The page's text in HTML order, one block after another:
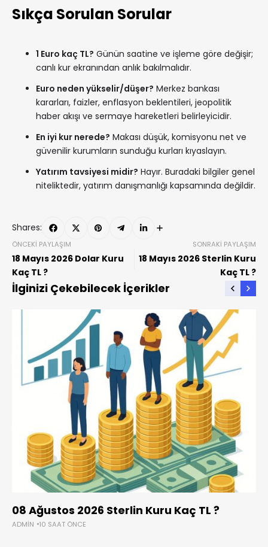
Sıkça Sorulan Sorular
1 Euro kaç TL? Günün saatine ve işleme göre değişir;
canlı kur ekranından anlık bakılmalıdır.
Euro neden yükselir/düşer? Merkez bankası
kararları, faizler, enflasyon beklentileri, jeopolitik
haber akışı ve sermaye hareketleri belirleyicidir.
En iyi kur nerede? Makası düşük, komisyonu net ve
güvenilir kurumların sunduğu kurları kıyaslayın.
Yatırım tavsiyesi midir? Hayır. Buradaki bilgiler genel
niteliktedir, yatırım danışmanlığı kapsamında değildir.
Shares:
ÖNCEKI PAYLAŞIM
18 Mayıs 2026 Dolar Kuru
Kaç TL ?
SONRAKI PAYLAŞIM
18 Mayıs 2026 Sterlin Kuru
Kaç TL ?
İlginizi Çekebilecek İçerikler
08 Ağustos 2026 Sterlin Kuru Kaç TL ?
ADMIN 10 SAAT ÖNCE